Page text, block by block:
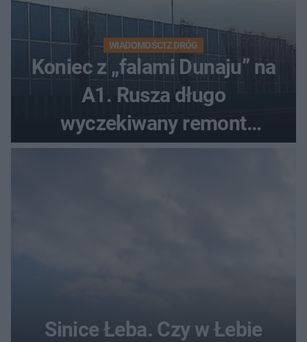
WIADOMOŚCI Z DRÓG
Koniec z „falami Dunaju” na
A1. Rusza długo
wyczekiwany remont
autostrady
Sinice Łeba. Czy w Łebie